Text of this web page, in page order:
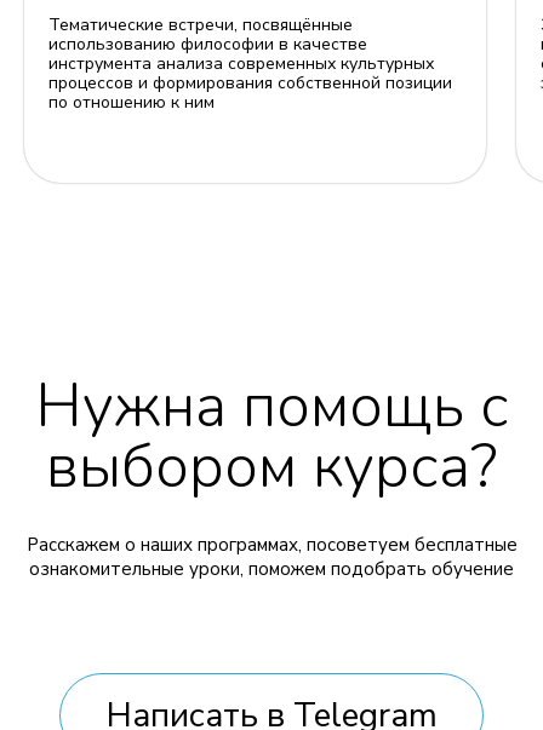
Тематические встречи, посвящённые
использованию философии в качестве
инструмента анализа современных культурных
процессов и формирования собственной позиции
по отношению к ним
Нужна помощь с
выбором курса?
Расскажем о наших программах, посоветуем бесплатные
ознакомительные уроки, поможем подобрать обучение